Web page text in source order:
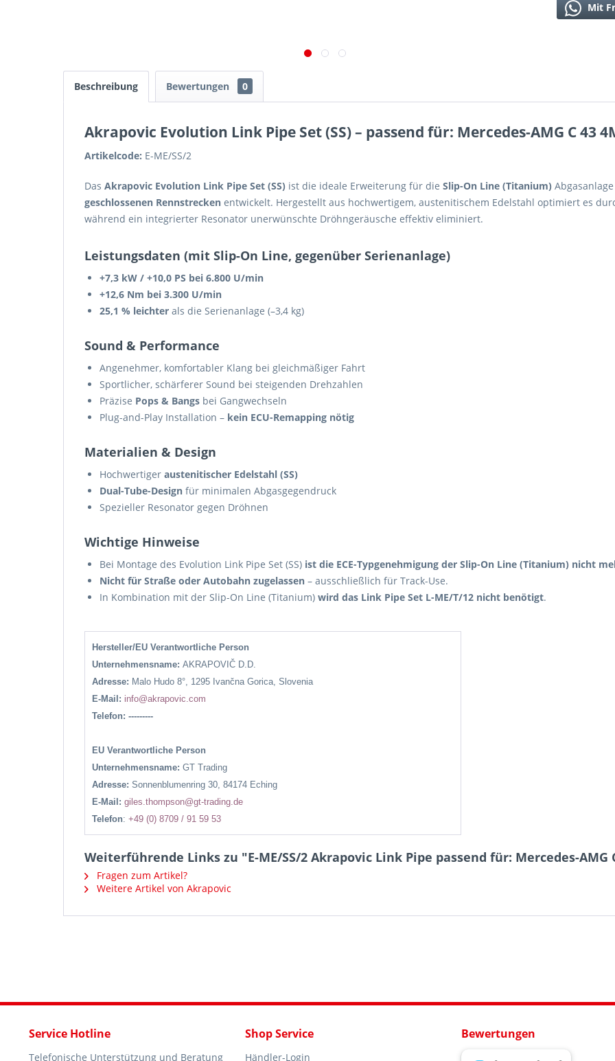
Mit
Beschreibung Bewertungen 0
Akrapovic Evolution Link Pipe Set (SS) – passend für: Mercedes-AMG C 43
Artikelcode: E-ME/SS/2
Das Akrapovic Evolution Link Pipe Set (SS) ist die ideale Erweiterung für die Slip-On Line (Titanium)
geschlossenen Rennstrecken entwickelt. Hergestellt aus hochwertigem, austenitischem Edelstahl optimiert es
während ein integrierter Resonator unerwünschte Dröhngeräusche effektiv eliminiert.
Leistungsdaten (mit Slip-On Line, gegenüber Serienanlage)
+7,3 kW / +10,0 PS bei 6.800 U/min
+12,6 Nm bei 3.300 U/min
25,1 % leichter als die Serienanlage (–3,4 kg)
Sound & Performance
Angenehmer, komfortabler Klang bei gleichmäßiger Fahrt
Sportlicher, schärferer Sound bei steigenden Drehzahlen
Präzise Pops & Bangs bei Gangwechseln
Plug-and-Play Installation – kein ECU-Remapping nötig
Materialien & Design
Hochwertiger austenitischer Edelstahl (SS)
Dual-Tube-Design für minimalen Abgasgegendruck
Spezieller Resonator gegen Dröhnen
Wichtige Hinweise
Bei Montage des Evolution Link Pipe Set (SS) ist die ECE-Typgenehmigung der Slip-On Line (Titanium) nicht
Nicht für Straße oder Autobahn zugelassen – ausschließlich für Track-Use.
In Kombination mit der Slip-On Line (Titanium) wird das Link Pipe Set L-ME/T/12 nicht benötigt.
Hersteller/EU Verantwortliche Person
Unternehmensname: AKRAPOVIČ D.D.
Adresse: Malo Hudo 8°, 1295 Ivančna Gorica, Slovenia
E-Mail: info@akrapovic.com
Telefon: ---------
EU Verantwortliche Person
Unternehmensname: GT Trading
Adresse: Sonnenblumenring 30, 84174 Eching
E-Mail: giles.thompson@gt-trading.de
Telefon: +49 (0) 8709 / 91 59 53
Weiterführende Links zu "E-ME/SS/2 Akrapovic Link Pipe passend für: Mercedes-AMG C
Fragen zum Artikel?
Weitere Artikel von Akrapovic
Service Hotline
Telefonische Unterstützung und Beratung
Shop Service
Händler-Login
Bewertungen